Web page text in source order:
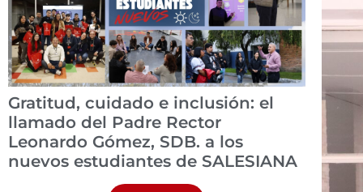
Gratitud, cuidado e inclusión: el
llamado del Padre Rector
Leonardo Gómez, SDB. a los
nuevos estudiantes de SALESIANA